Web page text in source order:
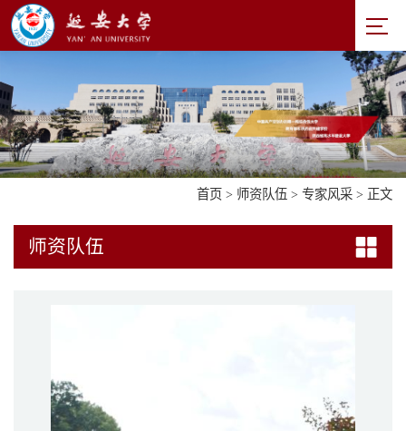
首页 > 师资队伍 > 专家风采 > 正文
师资队伍